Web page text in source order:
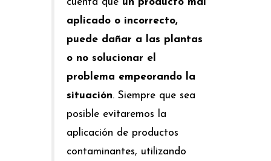
cuenta que un producto mal
aplicado o incorrecto,
puede dañar a las plantas
o no solucionar el
problema empeorando la
situación. Siempre que sea
posible evitaremos la
aplicación de productos
contaminantes, utilizando